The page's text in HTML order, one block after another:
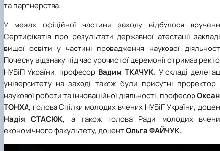
та партнерства.
У межах офіційної частини заходу відбулося
Сертифікатів про результати державної атестації
вищої освіти у частині провадження наукової
Почесну відзнаку під час урочистої церемонії отримав
НУБіП України, професор Вадим ТКАЧУК. У складі
університету на заході також були присутні проректор
наукової роботи та інноваційної діяльності, професор
ТОНХА, голова Спілки молодих вчених НУБіП України,
Надія СТАСЮК, а також голова Ради молодих
економічного факультету, доцентОльга ФАЙЧУК.